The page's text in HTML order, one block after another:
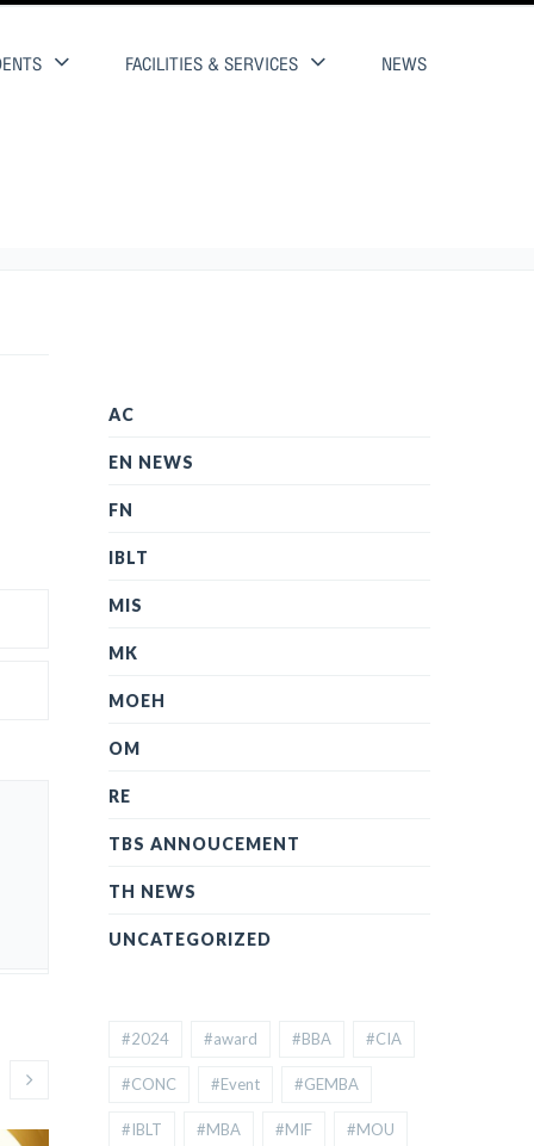
FACILITIES & SERVICES NEWS
AC
EN NEWS
FN
IBLT
MIS
MK
MOEH
OM
RE
TBS ANNOUCEMENT
TH NEWS
UNCATEGORIZED
#2024 #award #BBA #CIA
#CONC #Event #GEMBA
#IBLT #MBA #MIF #MOU